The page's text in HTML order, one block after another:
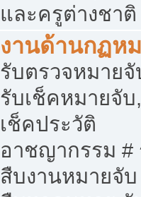
และครูต่างชาติ
งานด้านกฏห
รับตรวจหมายจั
รับเช็คหมายจับ
เช็คประวัติ
อาชญากรรม #
สืบงานหมายจั